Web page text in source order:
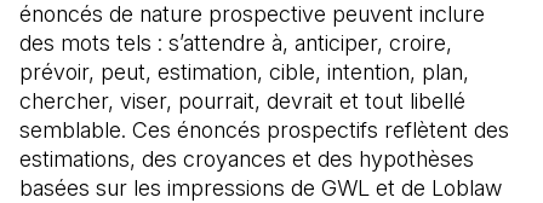
énoncés de nature prospective peuvent inclure
des mots tels : s’attendre à, anticiper, croire,
prévoir, peut, estimation, cible, intention, plan,
chercher, viser, pourrait, devrait et tout libellé
semblable. Ces énoncés prospectifs reflètent des
estimations, des croyances et des hypothèses
basées sur les impressions de GWL et de Loblaw